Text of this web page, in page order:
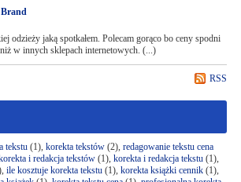
odzieży jaką spotkałem. Polecam gorąco bo ceny spodni
w innych sklepach internetowych. (...)
RSS
tekstu(1), korekta tekstów(2), redagowanie tekstu cena
i redakcja tekstów(1), korekta i redakcja tekstu(1),
ile kosztuje korekta tekstu(1), korekta książki cennik(1),